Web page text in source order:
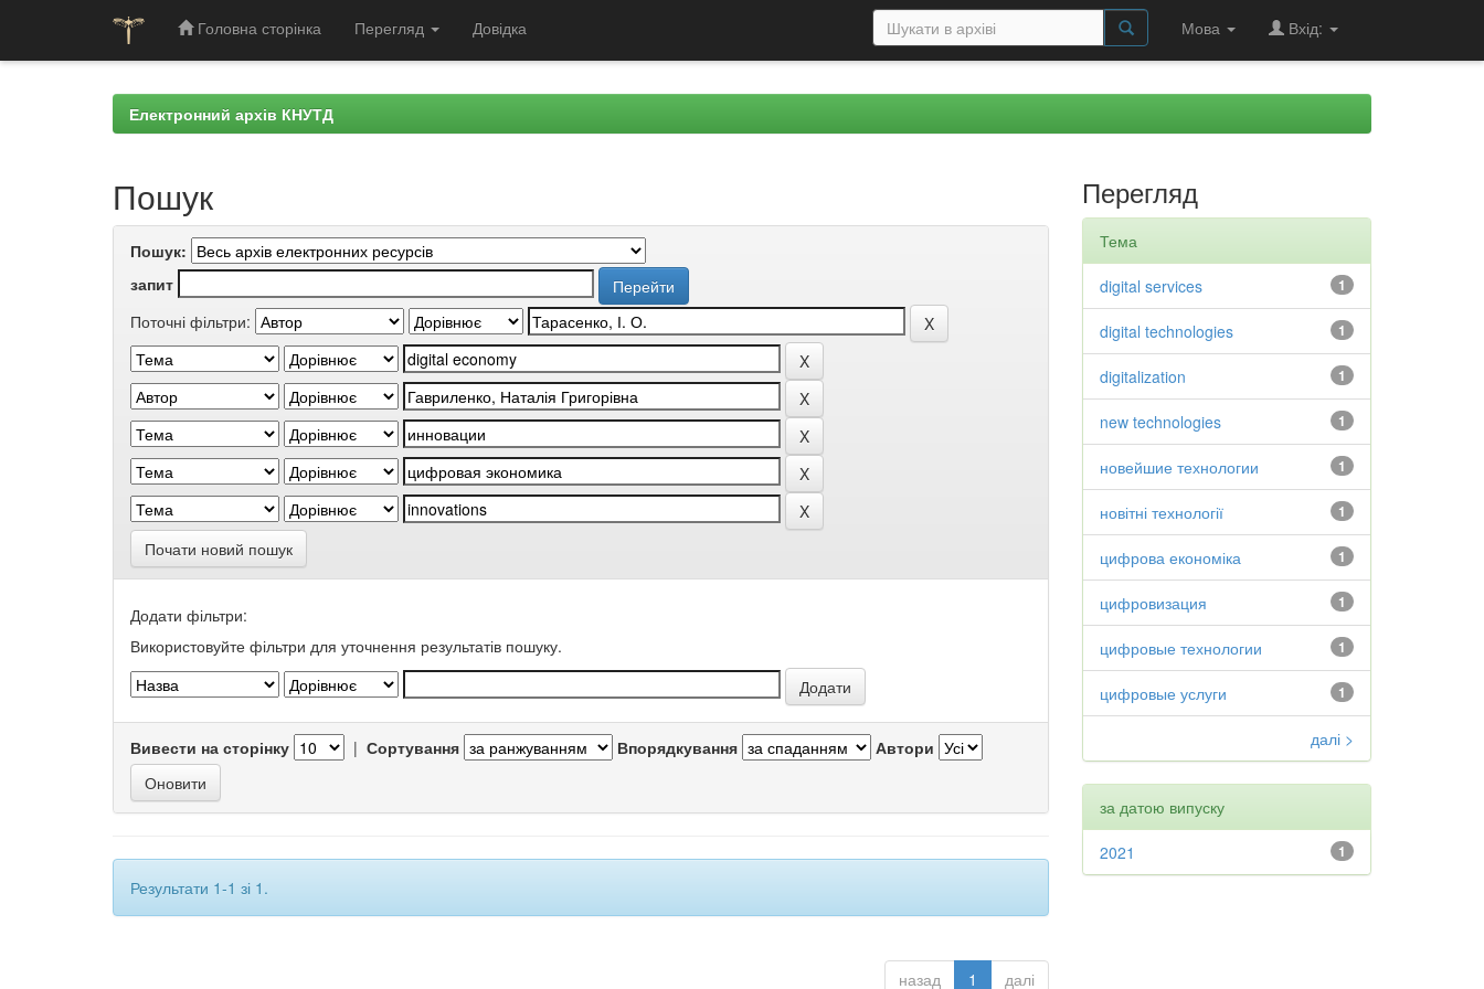
Головна сторінка Перегляд Довідка Мова Вхід:
Електронний архів КНУТД
Пошук
Пошук:
запит
Поточні фільтри:
Почати новий пошук
Додати фільтри:
Використовуйте фільтри для уточнення результатів пошуку.
Вивести на сторінку | Сортування Впорядкування Автори
Результати 1-1 зі 1.
назад 1 далі
Перегляд
Тема
1
digital services
1
digital technologies
1
digitalization
1
new technologies
1
новейшие технологии
1
новітні технології
1
цифрова економіка
1
цифровизация
1
цифровые технологии
1
цифровые услуги
далі >
за датою випуску
1
2021